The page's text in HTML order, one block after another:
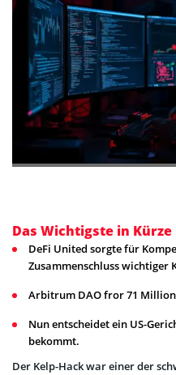
Das Wichtigste in Kürze
DeFi United sorgte für
Zusammenschluss wichtiger
Arbitrum DAO fror 71
Nun entscheidet ein US-
bekommt.
Der Kelp-Hack war einer der